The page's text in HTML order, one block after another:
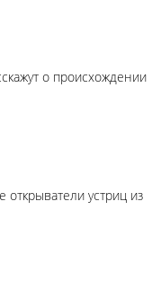
о происхождении
устриц из